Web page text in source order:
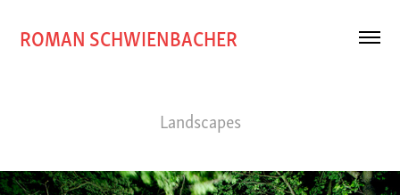
ROMAN SCHWIENBACHER
Landscapes